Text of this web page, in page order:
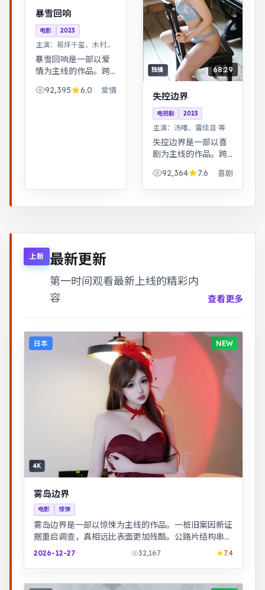
暴雪回响
电影 2023
主演： 易烊千玺、木村拓
哉 等
暴雪回响是一部以爱
情为主线的作品。跨
前后呼应，二刷可发
92,395 6.0 爱情
独播 68:29
失控边界
电视剧 2023
主演： 汤唯、雷佳音 等
失控边界是一部以喜
剧为主线的作品。跨
前后呼应，二刷可发
现更多细节。武侠江
92,364 7.6 喜剧
上新 最新更新
第一时间观看最新上线的精彩内
容
查看更多
日本 NEW
4K
雾岛边界
电影 惊悚
雾岛边界是一部以惊悚为主线的作品。一桩旧案因新证
据重启调查，真相远比表面更加残酷。公路片结构串联
多段际遇，配乐与风景共同构成情绪主线。
2026-12-27 32,167 7.4